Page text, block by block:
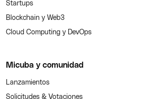
Startups
Blockchain y Web3
Cloud Computing y DevOps
Micuba y comunidad
Lanzamientos
Solicitudes & Votaciones